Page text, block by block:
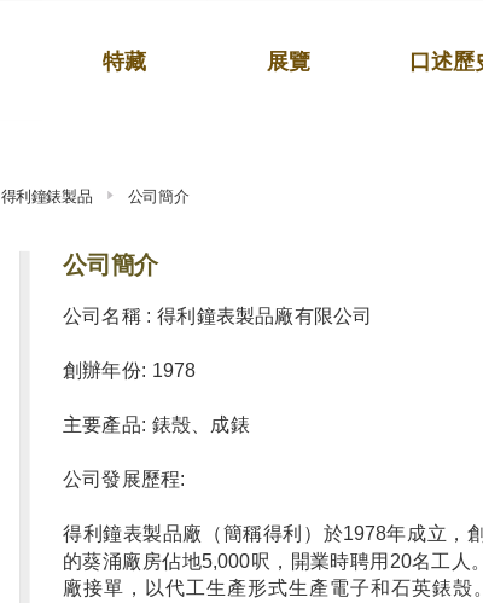
特藏 展覽 口述歷
得利鐘錶製品 公司簡介
公司簡介
公司名稱 : 得利鐘表製品廠有限公司
創辦年份: 1978
主要產品: 錶殼、成錶
公司發展歷程:
得利鐘表製品廠（簡稱得利）於1978年成立，
的葵涌廠房佔地5,000呎，開業時聘用20名工
廠接單，以代工生產形式生產電子和石英錶